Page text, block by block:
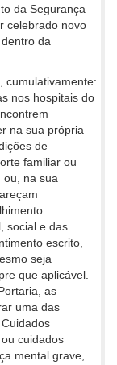
da Segurança
celebrado novo
da
cumulativamente:
nos hospitais do
na sua própria
de
familiar ou
ou, na sua
social e das
escrito,
seja
que aplicável.
as
uma das
cuidados
mental grave,